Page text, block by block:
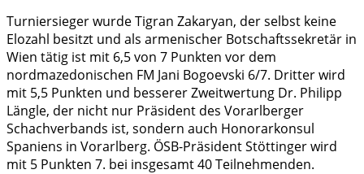
Turniersieger wurde Tigran Zakaryan, der selbst keine
Elozahl besitzt und als armenischer Botschaftssekretär in
Wien tätig ist mit 6,5 von 7 Punkten vor dem
nordmazedonischen FM Jani Bogoevski 6/7. Dritter wird
mit 5,5 Punkten und besserer Zweitwertung Dr. Philipp
Längle, der nicht nur Präsident des Vorarlberger
Schachverbands ist, sondern auch Honorarkonsul
Spaniens in Vorarlberg. ÖSB-Präsident Stöttinger wird
mit 5 Punkten 7. bei insgesamt 40 Teilnehmenden.